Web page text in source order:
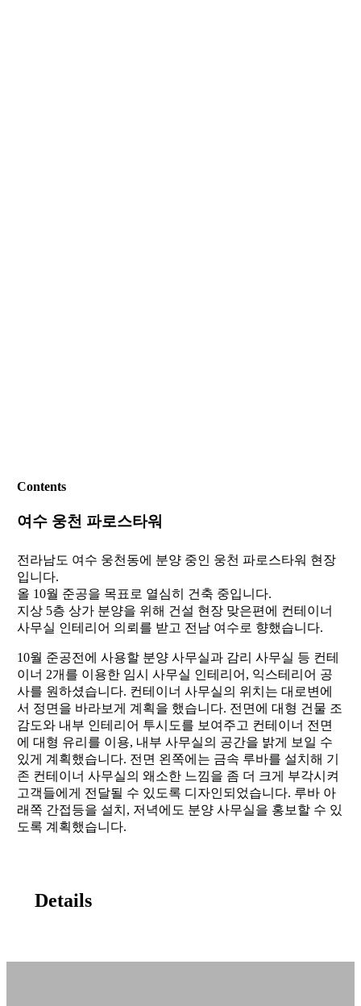
Contents
여수 웅천 파로스타워
전라남도 여수 웅천동에 분양 중인 웅천 파로스타워 현장
입니다.
올 10월 준공을 목표로 열심히 건축 중입니다.
지상 5층 상가 분양을 위해 건설 현장 맞은편에 컨테이너
사무실 인테리어 의뢰를 받고 전남 여수로 향했습니다.
10월 준공전에 사용할 분양 사무실과 감리 사무실 등 컨테
이너 2개를 이용한 임시 사무실 인테리어, 익스테리어 공
사를 원하셨습니다. 컨테이너 사무실의 위치는 대로변에
서 정면을 바라보게 계획을 했습니다. 전면에 대형 건물 조
감도와 내부 인테리어 투시도를 보여주고 컨테이너 전면
에 대형 유리를 이용, 내부 사무실의 공간을 밝게 보일 수
있게 계획했습니다. 전면 왼쪽에는 금속 루바를 설치해 기
존 컨테이너 사무실의 왜소한 느낌을 좀 더 크게 부각시켜
고객들에게 전달될 수 있도록 디자인되었습니다. 루바 아
래쪽 간접등을 설치, 저녁에도 분양 사무실을 홍보할 수 있
도록 계획했습니다.
Details